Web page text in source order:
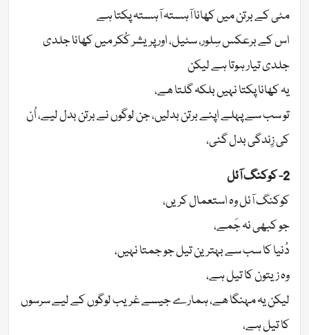
مٹی کے برتن میں کھانا آہستہ آہستہ پکتا ہے
اس کے برعکس سِلور، سٹیل، اور پریشر کُکر میں کھانا جلدی
جلدی تیار ہوتا ہے لیکن
یہ کھانا پکتا نہیں بلکہ گلتا ھے،
تو سب سے پہلے اپنے برتن بدلیں، جن لوگوں نے برتن بدل لیے، اُن
کی زِندگی بدل گئی،
2- کوکنگ آئل
کوکنگ آئل وہ استعمال کریں،
جو کبھی نہ جَمے،
دُنیا کا سب سے بہترین تیل جو جمتا نہیں،
وہ زیتون کا تیل ہے،
لیکن یہ مہنگا ھے، ہمارے جیسے غریب لوگوں کے لیے سرسوں
کا تیل ہے،